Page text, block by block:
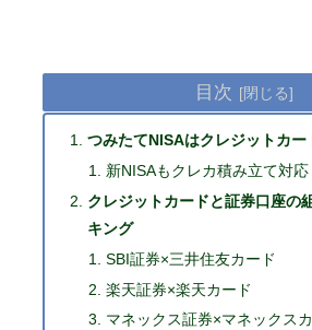
目次
つみたてNISAはクレジットカー
新NISAもクレカ積み立て対応
クレジットカードと証券口座の
キング
SBI証券×三井住友カード
楽天証券×楽天カード
マネックス証券×マネックス